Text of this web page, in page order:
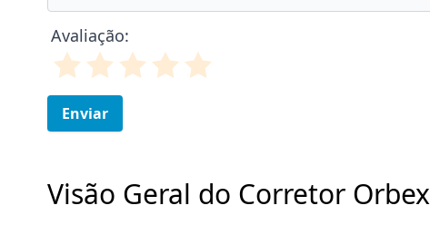
Avaliação:
Enviar
Visão Geral do Corretor Orbex